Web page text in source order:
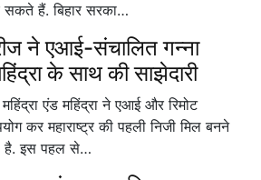
सकते हैं. बिहार सरका…
ने एआई-संचालित गन्ना
के साथ की साझेदारी
एंड महिंद्रा ने एआई और रिमोट
कर महाराष्ट्र की पहली निजी मिल बनने
है. इस पहल से…